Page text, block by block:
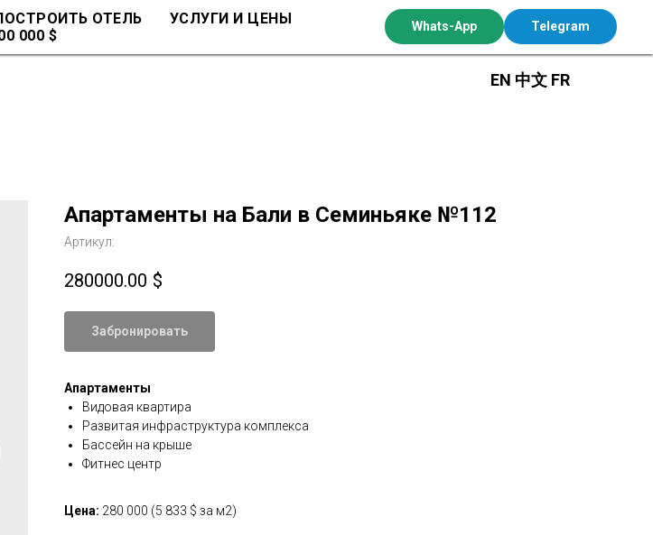
ОТЕЛЬ
УСЛУГИ И ЦЕНЫ
000 $
Whats-App Telegram
EN 中文 FR
Апартаменты на Бали в Семиньяке №112
Артикул:
280000.00 $
Забронировать
Апартаменты
Видовая квартира
Развитая инфраструктура комплекса
Бассейн на крыше
Фитнес центр
Цена: 280 000 (5 833 $ за м2)